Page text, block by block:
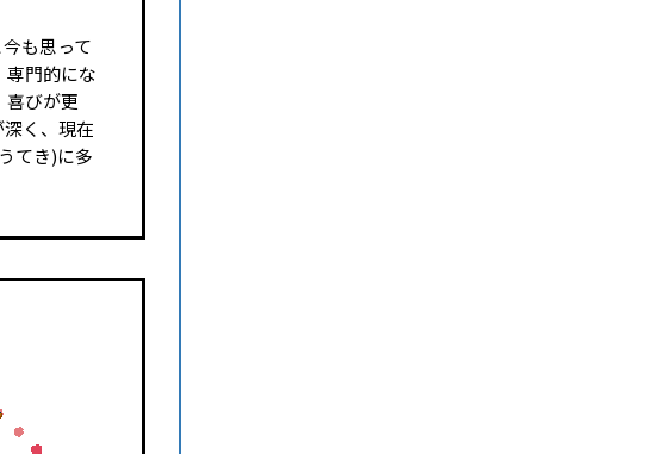
も思って
専門的にな
喜びが更
く、現在
てき)に多